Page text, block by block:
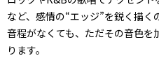
など、感情の“エッジ”を鋭く描く
音程がなくても、ただその音色
ります。